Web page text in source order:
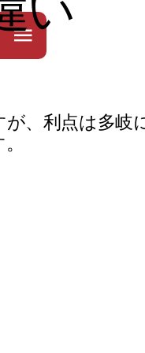
、利点は多岐